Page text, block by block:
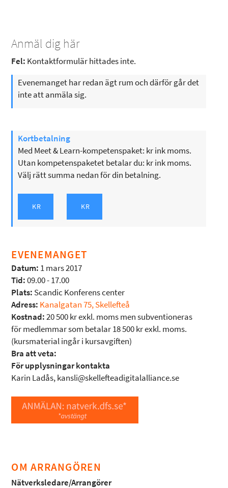
Anmäl dig här
Fel: Kontaktformulär hittades inte.
Evenemanget har redan ägt rum och därför går det
inte att anmäla sig.
Kortbetalning
Med Meet & Learn-kompetenspaket: kr ink moms.
Utan kompetenspaketet betalar du: kr ink moms.
Välj rätt summa nedan för din betalning.
EVENEMANGET
Datum: 1 mars 2017
Tid:09.00 - 17.00
Plats: Scandic Konferens center
Adress: Kanalgatan 75, Skellefteå
Kostnad:20 500 kr exkl. moms men subventioneras
för medlemmar som betalar 18 500 kr exkl. moms.
(kursmaterial ingår i kursavgiften)
Bra att veta:
För upplysningar kontakta
Karin Ladås, kansli@skellefteadigitalalliance.se
OM ARRANGÖREN
Nätverksledare/Arrangörer